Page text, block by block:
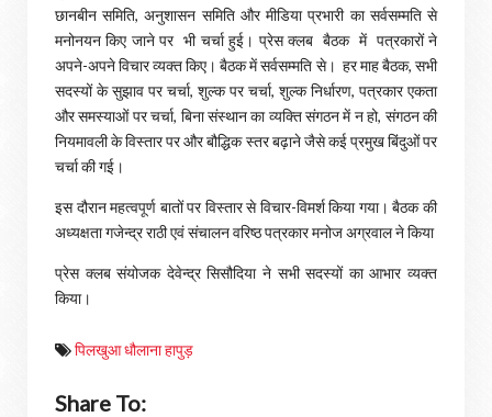
छानबीन समिति, अनुशासन समिति और मीडिया प्रभारी का सर्वसम्मति से
मनोनयन किए जाने पर भी चर्चा हुई। प्रेस क्लब बैठक में पत्रकारों ने
अपने-अपने विचार व्यक्त किए। बैठक में सर्वसम्मति से। हर माह बैठक, सभी
सदस्यों के सुझाव पर चर्चा, शुल्क पर चर्चा, शुल्क निर्धारण, पत्रकार एकता
और समस्याओं पर चर्चा, बिना संस्थान का व्यक्ति संगठन में न हो, संगठन की
नियमावली के विस्तार पर और बौद्धिक स्तर बढ़ाने जैसे कई प्रमुख बिंदुओं पर
चर्चा की गई।
इस दौरान महत्वपूर्ण बातों पर विस्तार से विचार-विमर्श किया गया। बैठक की
अध्यक्षता गजेन्द्र राठी एवं संचालन वरिष्ठ पत्रकार मनोज अग्रवाल ने किया
प्रेस क्लब संयोजक देवेन्द्र सिसौदिया ने सभी सदस्यों का आभार व्यक्त
किया।
पिलखुआ धौलाना हापुड़
Share To: